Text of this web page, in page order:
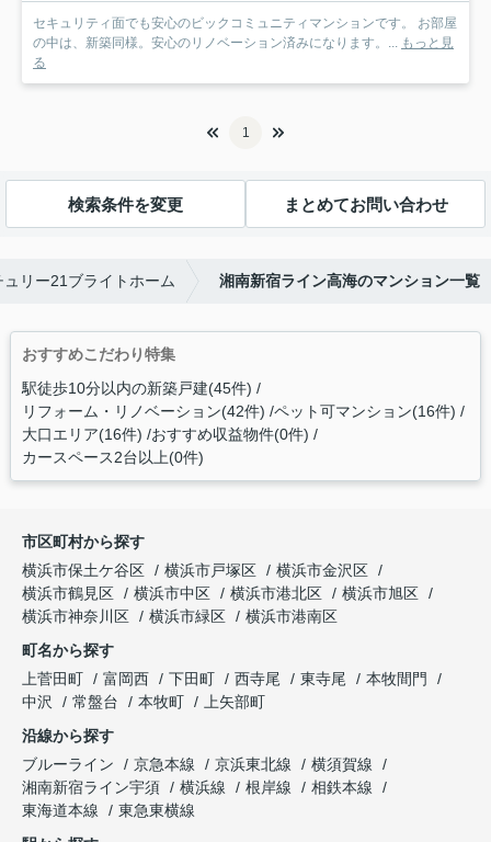
セキュリティ面でも安心のビックコミュニティマンションです。 お部屋
の中は、新築同様。安心のリノベーション済みになります。... もっと見
る
1
検索条件を変更 まとめてお問い合わせ
リー21ブライトホーム 湘南新宿ライン高海のマンション一覧
おすすめこだわり特集
駅徒歩10分以内の新築戸建(45件)
リフォーム・リノベーション(42件) ペット可マンション(16件)
大口エリア(16件) おすすめ収益物件(0件)
カースペース2台以上(0件)
市区町村から探す
横浜市保土ケ谷区
横浜市戸塚区
横浜市金沢区
横浜市鶴見区
横浜市中区 横浜市港北区
横浜市旭区
横浜市神奈川区
横浜市緑区
横浜市港南区
町名から探す
上菅田町
富岡西 下田町 西寺尾 東寺尾
本牧間門
中沢
常盤台 本牧町
上矢部町
沿線から探す
ブルーライン
京急本線 京浜東北線
横須賀線
湘南新宿ライン宇須
横浜線 根岸線
相鉄本線
東海道本線
東急東横線